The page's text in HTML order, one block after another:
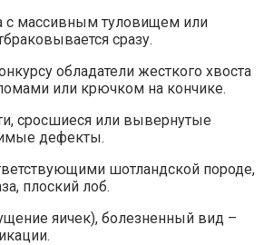
с массивным туловищем или
сразу.
обладатели жесткого хвоста
или крючком на кончике.
сросшиеся или вывернутые
дефекты.
шотландской породе,
плоский лоб.
яичек), болезненный вид –